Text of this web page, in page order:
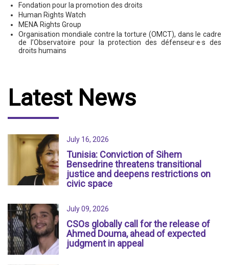
Fondation pour la promotion des droits
Human Rights Watch
MENA Rights Group
Organisation mondiale contre la torture (OMCT), dans le cadre
de l’Observatoire pour la protection des défenseur·e·s des
droits humains
Latest News
July 16, 2026
Tunisia: Conviction of Sihem
Bensedrine threatens transitional
justice and deepens restrictions on
civic space
July 09, 2026
CSOs globally call for the release of
Ahmed Douma, ahead of expected
judgment in appeal